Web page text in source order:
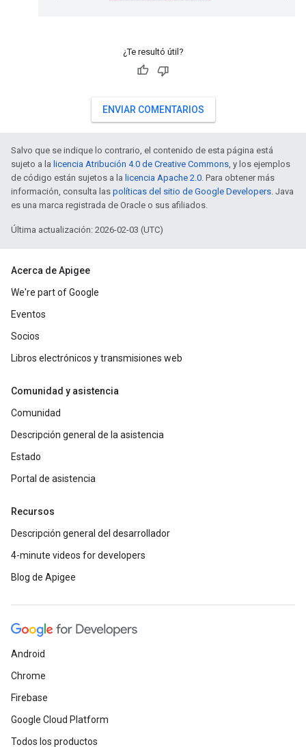
¿Te resultó útil?
ENVIAR COMENTARIOS
Salvo que se indique lo contrario, el contenido de esta página está
sujeto a la licencia Atribución 4.0 de Creative Commons, y los ejemplos
de código están sujetos a la licencia Apache 2.0. Para obtener más
información, consulta las políticas del sitio de Google Developers. Java
es una marca registrada de Oracle o sus afiliados.
Última actualización: 2026-02-03 (UTC)
Acerca de Apigee
We're part of Google
Eventos
Socios
Libros electrónicos y transmisiones web
Comunidad y asistencia
Comunidad
Descripción general de la asistencia
Estado
Portal de asistencia
Recursos
Descripción general del desarrollador
4-minute videos for developers
Blog de Apigee
Android
Chrome
Firebase
Google Cloud Platform
Todos los productos